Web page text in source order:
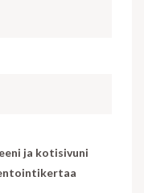
ja kotisivuni